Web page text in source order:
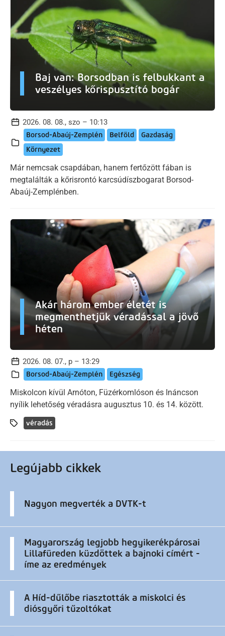
Baj van: Borsodban is felbukkant a
veszélyes kőrispusztító bogár
2026. 08. 08., szo – 10:13
Borsod-Abaúj-Zemplén Belföld
Gazdaság
Környezet
Már nemcsak csapdában, hanem fertőzött fában is
megtalálták a kőrisrontó karcsúdíszbogarat Borsod-
Abaúj-Zemplénben.
Akár három ember életét is
megmenthetjük véradással a jövő
héten
2026. 08. 07., p – 13:29
Borsod-Abaúj-Zemplén Egészség
Miskolcon kívül Arnóton, Füzérkomlóson és Ináncson
nyílik lehetőség véradásra augusztus 10. és 14. között.
véradás
Legújabb cikkek
Nagyon megverték a DVTK-t
Magyarország legjobb hegyikerékpárosai
Lillafüreden küzdöttek a bajnoki címért -
íme az eredmények
A Híd-dűlőbe riasztották a miskolci és
diósgyőri tűzoltókat